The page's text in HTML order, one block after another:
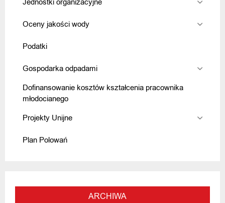
Jednostki organizacyjne
Oceny jakości wody
Podatki
Gospodarka odpadami
Dofinansowanie kosztów kształcenia pracownika
młodocianego
Projekty Unijne
Plan Polowań
ARCHIWA